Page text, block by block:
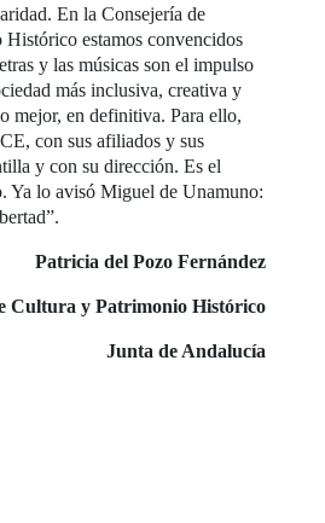
En la Consejería de
estamos convencidos
y las músicas son el impulso
más inclusiva, creativa y
mejor, en definitiva. Para ello,
con sus afiliados y sus
y con su dirección. Es el
Ya lo avisó Miguel de Unamuno:
Patricia del Pozo Fernández
Cultura y Patrimonio Histórico
Junta de Andalucía